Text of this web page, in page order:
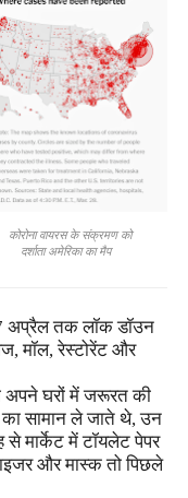
कोरोना वायरस के संक्रमण को
दर्शाता अमेरिका का मैप
अप्रैल तक लॉक डॉउन
,मॉल,रेस्टोरेंट और
घरों में जरूरत की
सामान ले जाते थे,उन
से मार्केट में टॉयलेट पेपर
और मास्क तो पिछले